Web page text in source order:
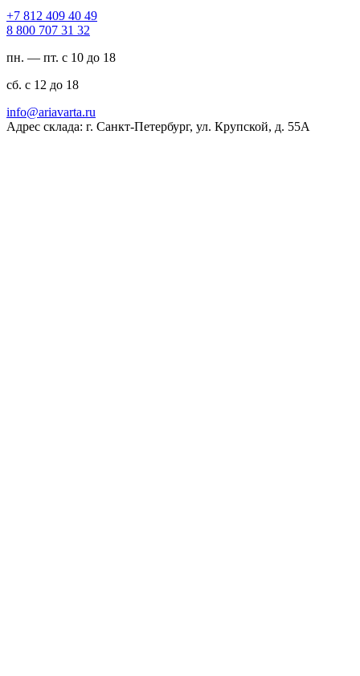
94 04 904 218 7+
23 13 707 008 8
пн. — пт. с 10 до 18
сб. с 12 до 18
ur.atravaira@ofni
Адрес склада: г. Санкт-Петербург, ул. Крупской, д. 55А